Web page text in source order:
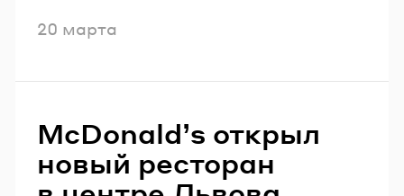
Опубликовано
20 марта
McDonaldʼs открыл
новый ресторан